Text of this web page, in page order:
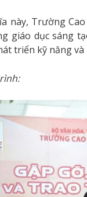
này, Trường
giáo dục sáng
triển kỹ năng